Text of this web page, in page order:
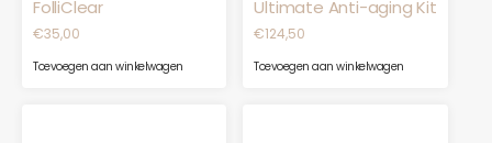
FolliClear
€35,00
Toevoegen aan winkelwagen
Ultimate Anti-aging Kit
€124,50
Toevoegen aan winkelwagen